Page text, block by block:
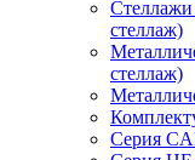
стеллаж)
стеллаж)
Серия